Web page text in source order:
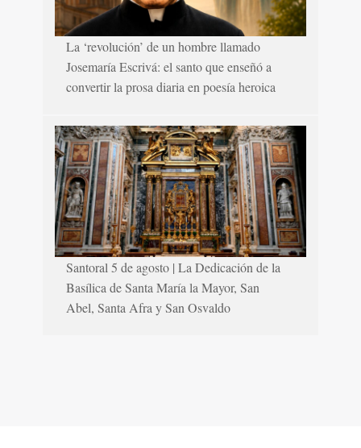
La ‘revolución’ de un hombre llamado
Josemaría Escrivá: el santo que enseñó a
convertir la prosa diaria en poesía heroica
Santoral 5 de agosto | La Dedicación de la
Basílica de Santa María la Mayor, San
Abel, Santa Afra y San Osvaldo